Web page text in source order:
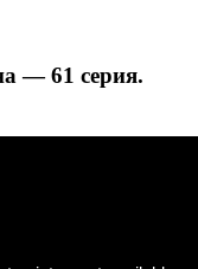
— 61 серия.